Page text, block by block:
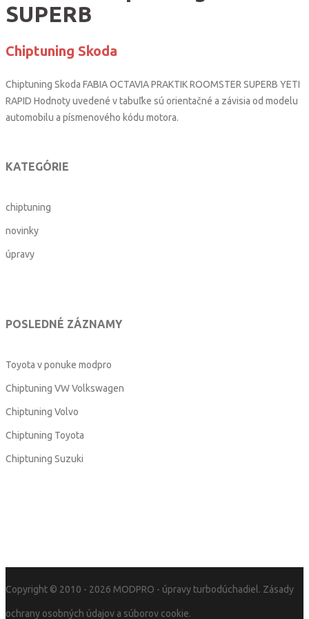
SUPERB
Chiptuning Skoda
Chiptuning Skoda FABIA OCTAVIA PRAKTIK ROOMSTER SUPERB YETI
RAPID Hodnoty uvedené v tabuľke sú orientačné a závisia od modelu
automobilu a písmenového kódu motora.
KATEGÓRIE
chiptuning
novinky
úpravy
POSLEDNÉ ZÁZNAMY
Toyota v ponuke modpro
Chiptuning VW Volkswagen
Chiptuning Volvo
Chiptuning Toyota
Chiptuning Suzuki
Copyright © 2010 - 2026 MODPRO - úpravy turbodúchadiel. Zásady
ochrany osobných údajov a súborov cookie.